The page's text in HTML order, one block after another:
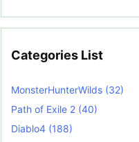
Categories List
MonsterHunterWilds (32)
Path of Exile 2 (40)
Diablo4 (188)